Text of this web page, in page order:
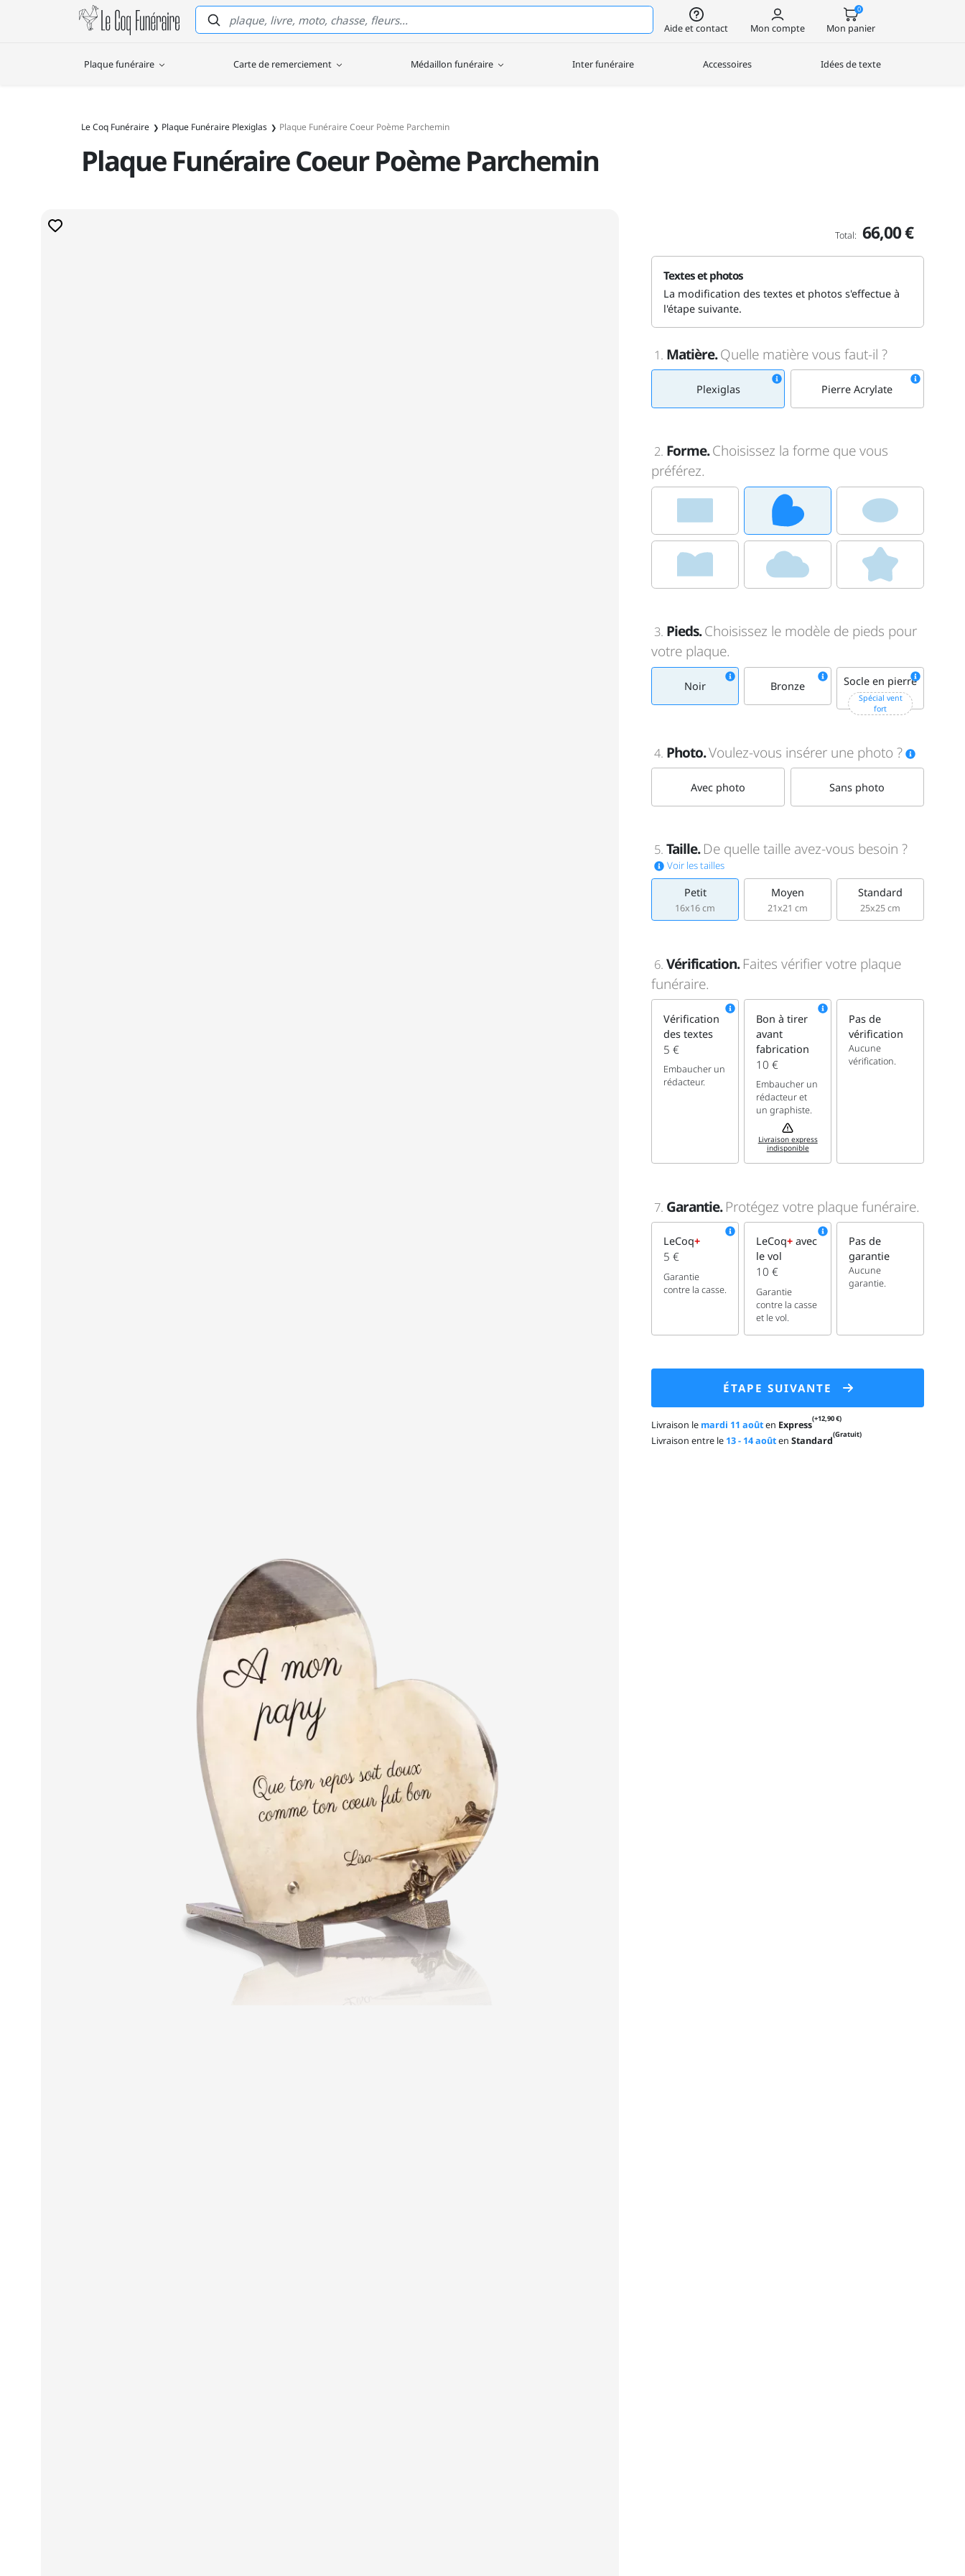
Le Coq Funéraire
Aide et contact Mon compte
0
Mon panier
Plaque funéraire Carte de remerciement Médaillon funéraire Inter funéraire Accessoires Idées de texte
Le Coq Funéraire Plaque Funéraire Plexiglas Plaque Funéraire Coeur Poème Parchemin
Plaque Funéraire Coeur Poème Parchemin
Total: 66,00 €
Textes et photos
La modification des textes et photos s'effectue à
l'étape suivante.
1. Matière.Quelle matière vous faut-il ?
Plexiglas Pierre Acrylate
2. Forme.Choisissez la forme que vous
préférez.
3. Pieds.Choisissez le modèle de pieds pour
votre plaque.
Noir Bronze Socle en pierre
+15€
Spécial vent
fort
4. Photo.Voulez-vous insérer une photo ?
Avec photo Sans photo
5. Taille. De quelle taille avez-vous besoin ?
Voir les tailles
Petit
16x16 cm
Moyen
21x21 cm
Standard
25x25 cm
6. Vérification. Faites vérifier votre plaque
funéraire.
Vérification
des textes
5 €
Embaucher un
rédacteur.
Bon à tirer
avant
fabrication
10 €
Embaucher un
rédacteur et
un graphiste.
Livraison express
indisponible
Pas de
vérification
Aucune
vérification.
7. Garantie. Protégez votre plaque funéraire.
LeCoq+
5 €
Garantie
contre la casse.
LeCoq+avec
le vol
10 €
Garantie
contre la casse
et le vol.
Pas de
garantie
Aucune
garantie.
ÉTAPE SUIVANTE
Livraison le mardi 11 aoûten Express(+12,90 €)
Livraison entre le 13 - 14 aoûtenStandard(Gratuit)